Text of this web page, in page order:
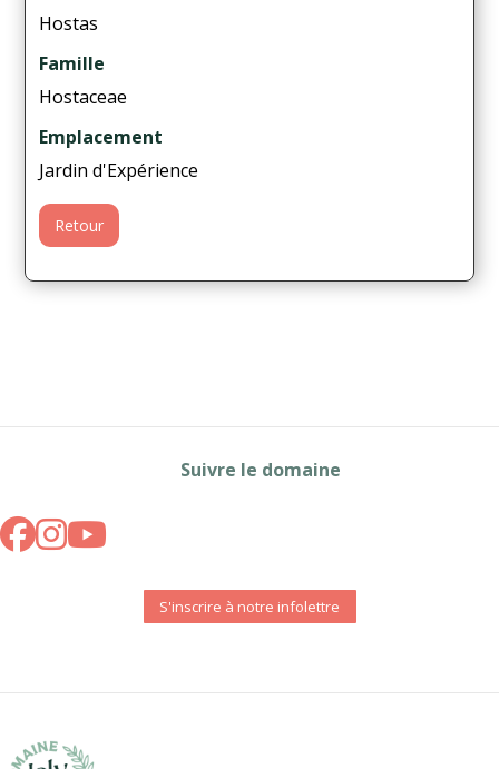
Hostas
Famille
Hostaceae
Emplacement
Jardin d'Expérience
Retour
Suivre le domaine
S'inscrire à notre infolettre